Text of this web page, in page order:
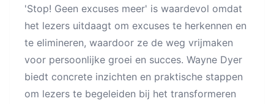
'Stop! Geen excuses meer' is waardevol omdat
het lezers uitdaagt om excuses te herkennen en
te elimineren, waardoor ze de weg vrijmaken
voor persoonlijke groei en succes. Wayne Dyer
biedt concrete inzichten en praktische stappen
om lezers te begeleiden bij het transformeren